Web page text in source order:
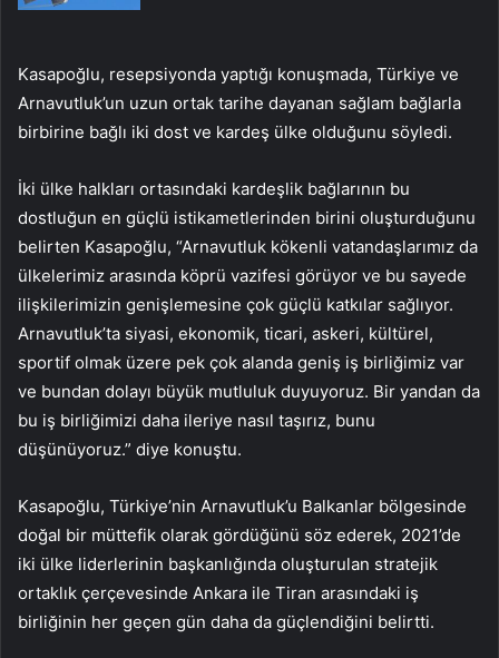
Kasapoğlu, resepsiyonda yaptığı konuşmada, Türkiye ve
Arnavutluk’un uzun ortak tarihe dayanan sağlam bağlarla
birbirine bağlı iki dost ve kardeş ülke olduğunu söyledi.
İki ülke halkları ortasındaki kardeşlik bağlarının bu
dostluğun en güçlü istikametlerinden birini oluşturduğunu
belirten Kasapoğlu, “Arnavutluk kökenli vatandaşlarımız da
ülkelerimiz arasında köprü vazifesi görüyor ve bu sayede
ilişkilerimizin genişlemesine çok güçlü katkılar sağlıyor.
Arnavutluk’ta siyasi, ekonomik, ticari, askeri, kültürel,
sportif olmak üzere pek çok alanda geniş iş birliğimiz var
ve bundan dolayı büyük mutluluk duyuyoruz. Bir yandan da
bu iş birliğimizi daha ileriye nasıl taşırız, bunu
düşünüyoruz.” diye konuştu.
Kasapoğlu, Türkiye’nin Arnavutluk’u Balkanlar bölgesinde
doğal bir müttefik olarak gördüğünü söz ederek, 2021’de
iki ülke liderlerinin başkanlığında oluşturulan stratejik
ortaklık çerçevesinde Ankara ile Tiran arasındaki iş
birliğinin her geçen gün daha da güçlendiğini belirtti.